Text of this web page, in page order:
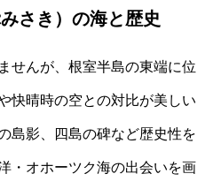
さき）の海と歴史
せんが、根室半島の東端に位
快晴時の空との対比が美しい
島影、四島の碑など歴史性を
・オホーツク海の出会いを画